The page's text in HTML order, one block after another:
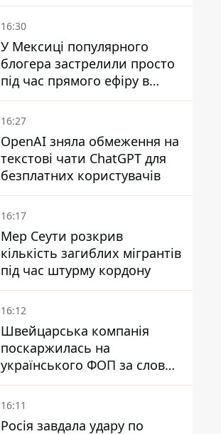
оголосили підозру,
загрожує довічне
16:30
У Мексиці популярного
блогера застрелили просто
під час прямого ефіру в
TikTok
16:27
OpenAI зняла обмеження на
текстові чати ChatGPT для
безплатних користувачів
16:17
Мер Сеути розкрив
кількість загиблих мігрантів
під час штурму кордону
16:12
Швейцарська компанія
поскаржилась на
українського ФОП за слова
SUN SCRIPTION на упаковці
крему - АМКУ наклав штраф
16:11
Росія завдала удару по